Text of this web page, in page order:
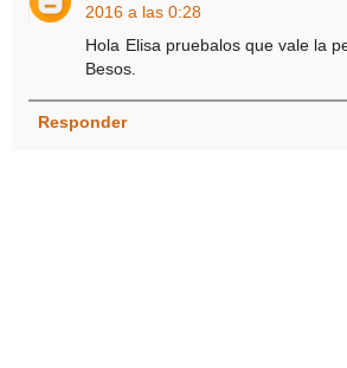
2016 a las 0:28
Hola Elisa pruebalos que vale la
Besos.
Responder